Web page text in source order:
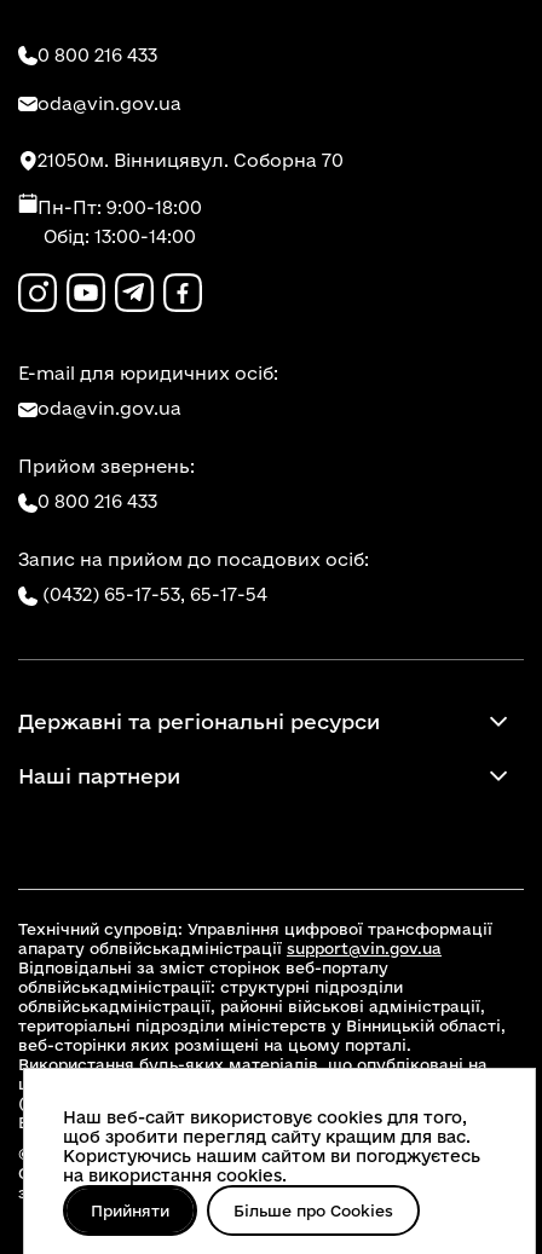
0 800 216 433
oda@vin.gov.ua
21050м. Вінницявул. Соборна 70
Пн-Пт: 9:00-18:00
Обід: 13:00-14:00
E-mail для юридичних осіб:
oda@vin.gov.ua
Прийом звернень:
0 800 216 433
Запис на прийом до посадових осіб:
(0432) 65-17-53, 65-17-54
Державні та регіональні ресурси
Наші партнери
Технічний супровід: Управління цифрової трансформації
апарату облвійськадміністрації support@vin.gov.ua
Відповідальні за зміст сторінок веб-порталу
облвійськадміністрації: структурні підрозділи
облвійськадміністрації, районні військові адміністрації,
територіальні підрозділи міністерств у Вінницькій області,
веб-сторінки яких розміщені на цьому порталі.
Використання будь-яких матеріалів, що опубліковані на
цьому сайті, дозволяється при умові зазначення посилання
(для інтернет-видань - гіперпосилання) на офіційний сайт
Вінницької облвійськадміністраціїwww.vin.gov.ua.
© 2026 Весь контент доступний за ліцензією Creative
Commons Attribution 4.0 International license, якщо не
зазначено інше
Наш веб-сайт використовує cookies для того,
щоб зробити перегляд сайту кращим для вас.
Користуючись нашим сайтом ви погоджуєтесь
на використання cookies.
Прийняти Більше про Cookies